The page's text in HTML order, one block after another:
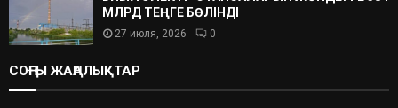
МЛРД ТЕҢГЕ БӨЛІНДІ
27 июля, 2026 0
СОҢҒЫ ЖАҢАЛЫҚТАР